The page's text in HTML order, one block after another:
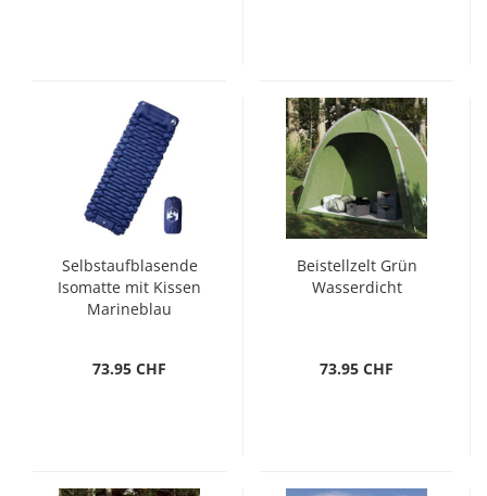
Selbstaufblasende
Isomatte mit Kissen
Marineblau
73.95 CHF
Beistellzelt Grün
Wasserdicht
73.95 CHF